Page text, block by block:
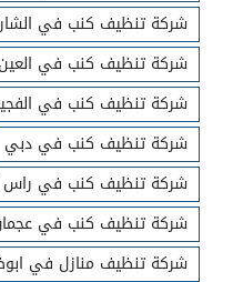
شركة تنظيف كنب في
شركة تنظيف كنب في العين
شركة تنظيف كنب في
شركة تنظيف كنب في دبي
شركة تنظيف كنب في راس
شركة تنظيف كنب في
شركة تنظيف منازل في